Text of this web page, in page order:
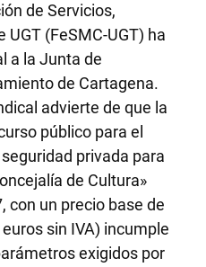
de Servicios,
(FeSMC-UGT) ha
a la Junta de
de Cartagena.
advierte de que la
público para el
privada para
de Cultura»
con un precio base de
sin IVA) incumple
exigidos por